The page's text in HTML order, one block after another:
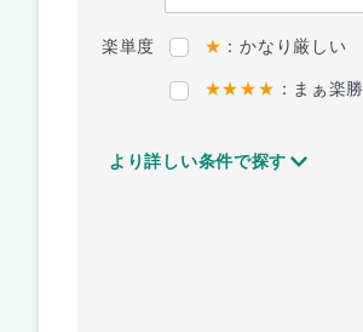
楽単度 ★ ：かなり厳しい
★★★★ ：まぁ楽勝
より詳しい条件で探す